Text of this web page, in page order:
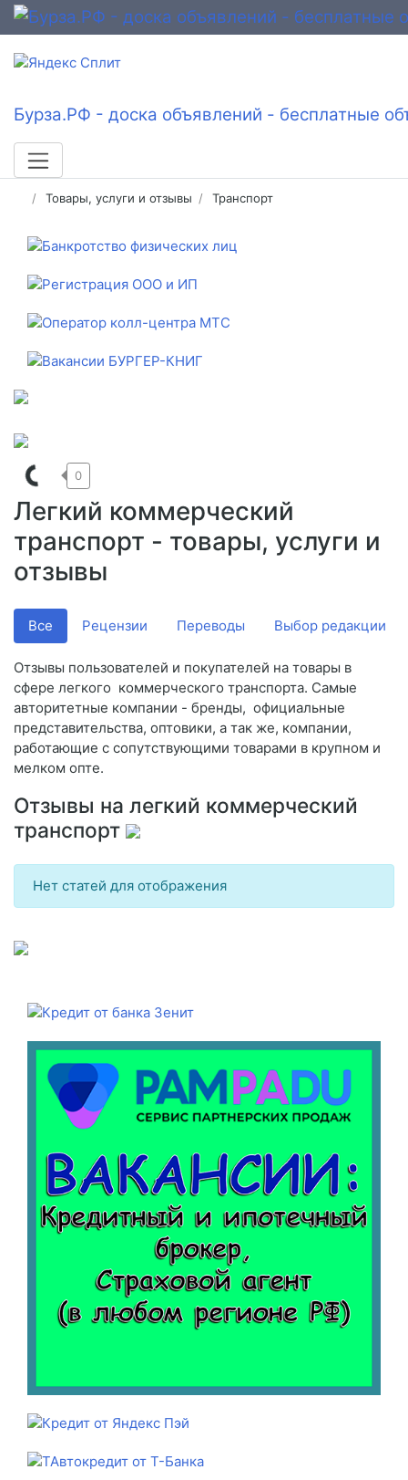
Бурза.РФ - доска объявлений - бесплатные
Товары, услуги и отзывы Транспорт
Легкий коммерческий
транспорт - товары, услуги и
отзывы
0
Все Рецензии Переводы Выбор редакции
Отзывы пользователей и покупателей на товары в
сфере легкого коммерческого транспорта. Самые
авторитетные компании - бренды, официальные
представительства, оптовики, а так же, компании,
работающие с сопутствующими товарами в крупном и
мелком опте.
Отзывы на легкий коммерческий
транспорт
Нет статей для отображения